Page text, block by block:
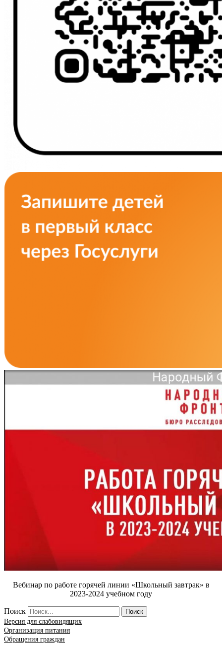
Вебинар по работе горячей линии «Школьный завтрак» в
2023-2024 учебном году
Поиск
Поиск
Версия для слабовидящих
Организация питания
Обращения граждан